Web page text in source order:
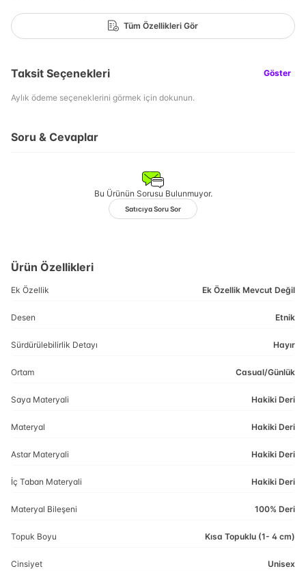
Tüm Özellikleri Gör
Taksit Seçenekleri Göster
Aylık ödeme seçeneklerini görmek için dokunun.
Soru & Cevaplar
Bu Ürünün Sorusu Bulunmuyor.
Satıcıya Soru Sor
Ürün Özellikleri
Ek Özellik Ek Özellik Mevcut Değil
Desen Etnik
Sürdürülebilirlik Detayı Hayır
Ortam Casual/Günlük
Saya Materyali Hakiki Deri
Materyal Hakiki Deri
Astar Materyali Hakiki Deri
İç Taban Materyali Hakiki Deri
Materyal Bileşeni 100% Deri
Topuk Boyu Kısa Topuklu (1- 4 cm)
Cinsiyet Unisex